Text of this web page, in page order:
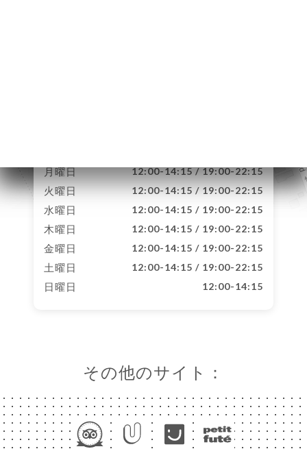
月曜日 12:00-14:15 / 19:00-22:15
火曜日 12:00-14:15 / 19:00-22:15
水曜日 12:00-14:15 / 19:00-22:15
木曜日 12:00-14:15 / 19:00-22:15
金曜日 12:00-14:15 / 19:00-22:15
土曜日 12:00-14:15 / 19:00-22:15
日曜日 12:00-14:15
その他のサイト：